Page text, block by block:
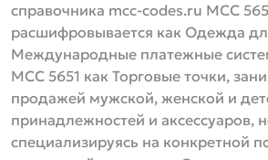
справочника mcc-codes.ru MCC
расшифровывается как Одежда
Международные платежные
МСС 5651 как Торговые точки,
продажей мужской, женской и
принадлежностей и аксессуаров,
специализируясь на конкретной